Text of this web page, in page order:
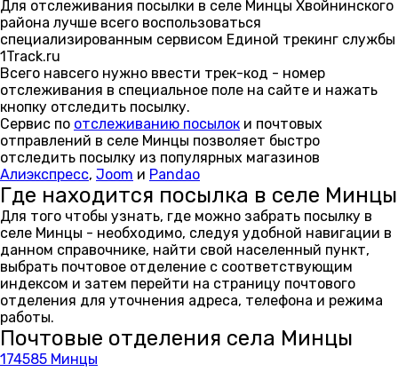
Для отслеживания посылки в селе Минцы Хвойнинского
района лучше всего воспользоваться
специализированным сервисом Единой трекинг службы
1Track.ru
Всего навсего нужно ввести трек-код - номер
отслеживания в специальное поле на сайте и нажать
кнопку отследить посылку.
Сервис по отслеживанию посылок и почтовых
отправлений в селе Минцы позволяет быстро
отследить посылку из популярных магазинов
Алиэкспресс, Joom и Pandao
Где находится посылка в селе Минцы
Для того чтобы узнать, где можно забрать посылку в
селе Минцы - необходимо, следуя удобной навигации в
данном справочнике, найти свой населенный пункт,
выбрать почтовое отделение с соответствующим
индексом и затем перейти на страницу почтового
отделения для уточнения адреса, телефона и режима
работы.
Почтовые отделения села Минцы
174585 Минцы